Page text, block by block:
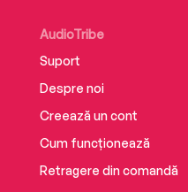
AudioTribe
Suport
Despre noi
Creează un cont
Cum funcționează
Retragere din comandă